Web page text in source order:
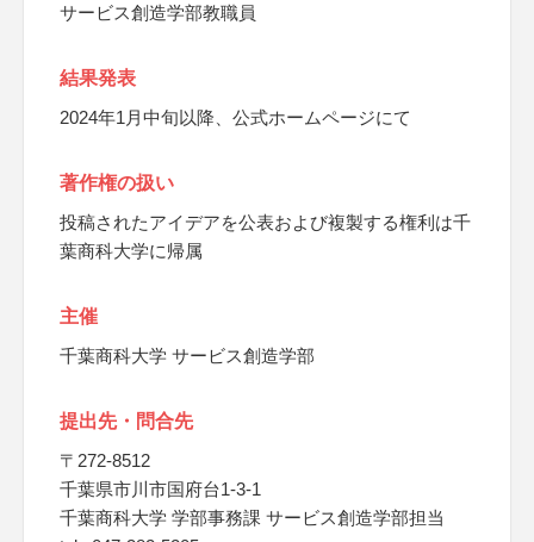
サービス創造学部教職員
結果発表
2024年1月中旬以降、公式ホームページにて
著作権の扱い
投稿されたアイデアを公表および複製する権利は千
葉商科大学に帰属
主催
千葉商科大学 サービス創造学部
提出先・問合先
〒272-8512
千葉県市川市国府台1-3-1
千葉商科大学 学部事務課 サービス創造学部担当